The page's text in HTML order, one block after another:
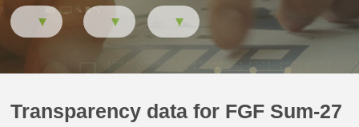
Transparency data for FGF Sum-27